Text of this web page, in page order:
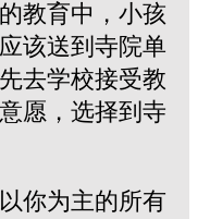
教育中，小孩
该送到寺院单
去学校接受教
愿，选择到寺
你为主的所有